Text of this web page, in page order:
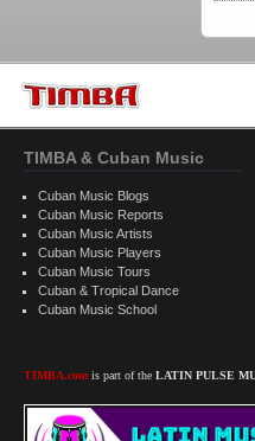
TIMBA & Cuban Music
Cuban Music Blogs
Cuban Music Reports
Cuban Music Artists
Cuban Music Players
Cuban Music Tours
Cuban & Tropical Dance
Cuban Music School
TIMBA.com is part of the LATIN PULSE